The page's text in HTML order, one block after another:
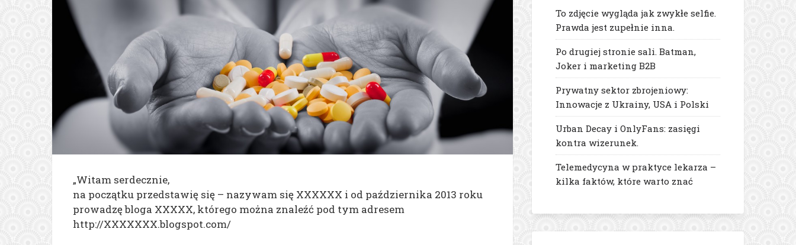
„Witam serdecznie,
na początku przedstawię się – nazywam się XXXXXX i od października 2013 roku
prowadzę bloga XXXXX, którego można znaleźć pod tym adresem
http://XXXXXXX.blogspot.com/
To zdjęcie wygląda jak zwykłe selfie.
Prawda jest zupełnie inna.
Po drugiej stronie sali. Batman,
Joker i marketing B2B
Prywatny sektor zbrojeniowy:
Innowacje z Ukrainy, USA i Polski
Urban Decay i OnlyFans: zasięgi
kontra wizerunek.
Telemedycyna w praktyce lekarza –
kilka faktów, które warto znać